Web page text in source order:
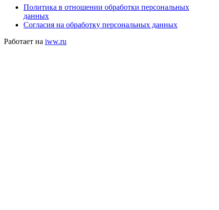
Политика в отношении обработки персональных
данных
Согласия на обработку персональных данных
Работает на iww.ru